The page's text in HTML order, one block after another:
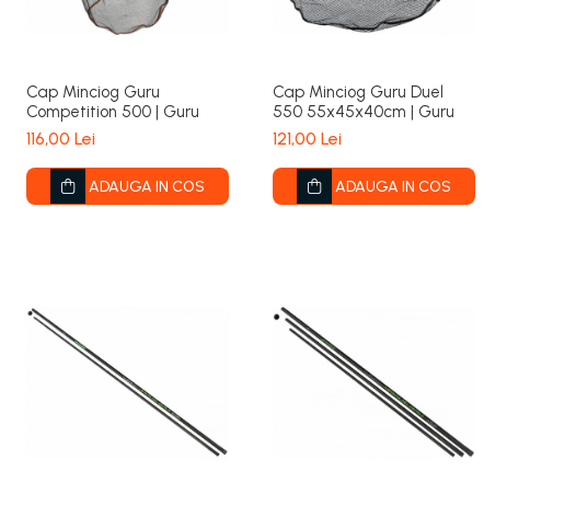
Cap Minciog Guru
Competition 500 | Guru
116,00 Lei
ADAUGA IN COS
Cap Minciog Guru Duel
550 55x45x40cm | Guru
121,00 Lei
ADAUGA IN COS